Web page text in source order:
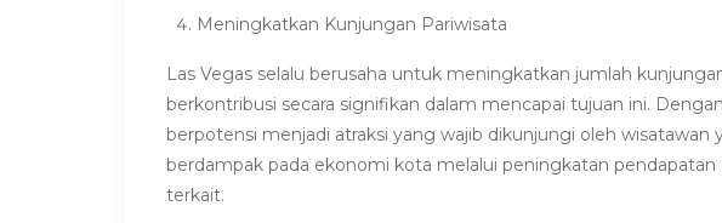
Meningkatkan Kunjungan Pariwisata
Las Vegas selalu berusaha untuk meningkatkan jumlah
berkontribusi secara signifikan dalam mencapai tujuan ini.
berpotensi menjadi atraksi yang wajib dikunjungi oleh wisatawan
berdampak pada ekonomi kota melalui peningkatan pendapatan
terkait.